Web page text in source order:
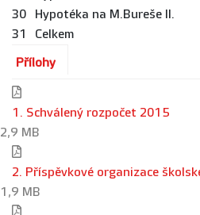
30
Hypotéka na M.Bureše II.
31
Celkem
Přílohy
1. Schválený rozpočet 2015
2,9 MB
2. Příspěvkové organizace
1,9 MB